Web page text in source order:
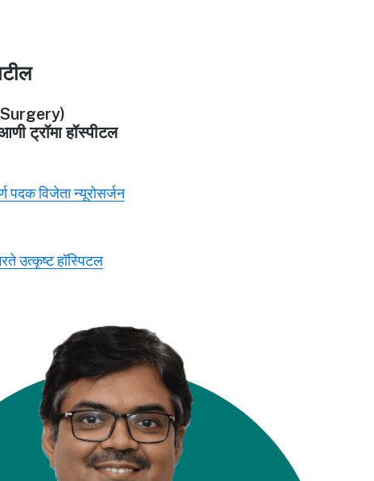
ट्रॉमा हॉस्पीटल
पदक विजेता न्यूरोसर्जन
उत्कृष्ट हॉस्पिटल